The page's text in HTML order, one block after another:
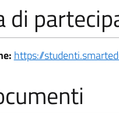
di
https://